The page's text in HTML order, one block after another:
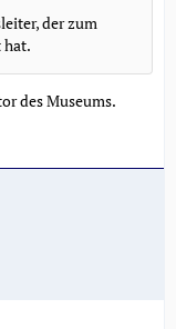
der zum
hat.
des Museums.